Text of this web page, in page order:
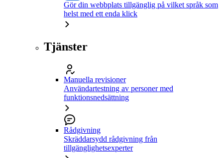
Gör din webbplats tillgänglig på vilket språk som
helst med ett enda klick
Tjänster
Manuella revisioner
Användartestning av personer med
funktionsnedsättning
Rådgivning
Skräddarsydd rådgivning från
tillgänglighetsexperter